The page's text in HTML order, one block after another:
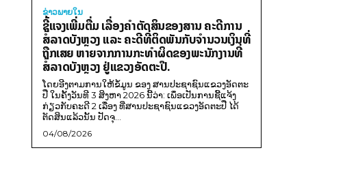
ຂ່າວພາຍ​ໃນ
ຊີ້ແຈງເພີ່ມຕື່ມ ເລື່ອງຄໍາຕັດສິນຂອງສານ ຄະດີການ
ສໍ້ລາດບັງຫຼວງ ແລະ ຄະດີທີ່ຕິດພັນກັບຈຳນວນເງິນທີ່
ຖືກເສຍ ຫາຍຈາກການກະທຳຜິດຂອງພະນັກງານທີ່
ສໍ້ລາດບັງຫຼວງ ຢູ່ແຂວງອັດຕະປື.
ໂດຍອີງຕາມການໃຫ້ຂໍ້ມູນ​ ຂອງ ສານປະຊາຊົນແຂວງອັດຕະ
ປື ໃນຄັ້ງວັນທີ 3 ສິງຫາ 2026 ນີ້ວ່າ: ເພຶ່ອເປັນການຊີ້ແຈ້ງ
ກ່ຽວກັບຄະດີ 2 ເລື່ອງ ທີ່ສານປະຊາຊົນແຂວງອັດຕະປື ໄດ້
ຕັດສິນແລ້ວນັ້ນ ປັດຈຸ...
04/08/2026